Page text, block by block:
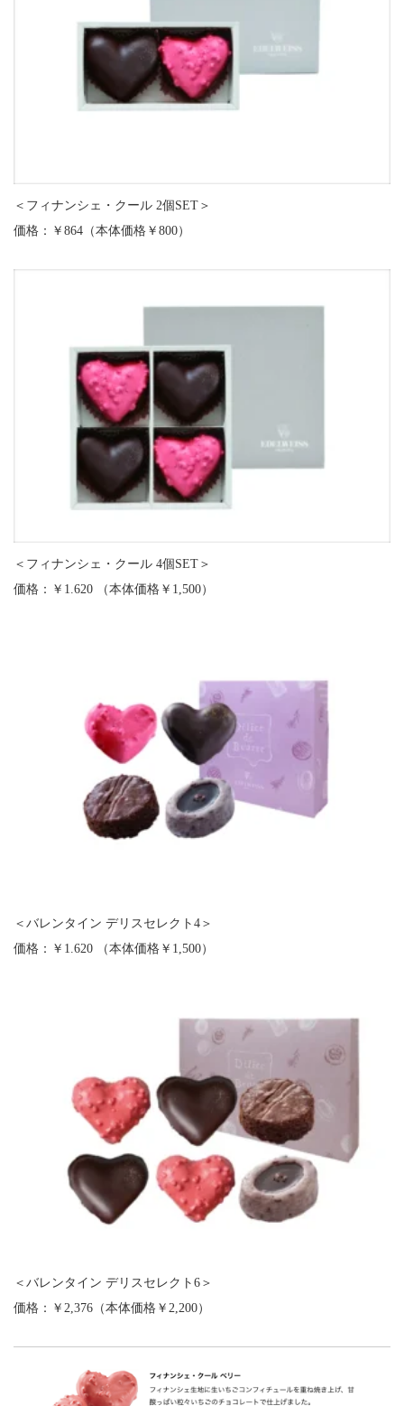
＜フィナンシェ・クール 2個SET＞
価格：￥864（本体価格￥800）
＜フィナンシェ・クール 4個SET＞
価格：￥1.620 （本体価格￥1,500）
＜バレンタイン デリスセレクト4＞
価格：￥1.620 （本体価格￥1,500）
＜バレンタイン デリスセレクト6＞
価格：￥2,376（本体価格￥2,200）